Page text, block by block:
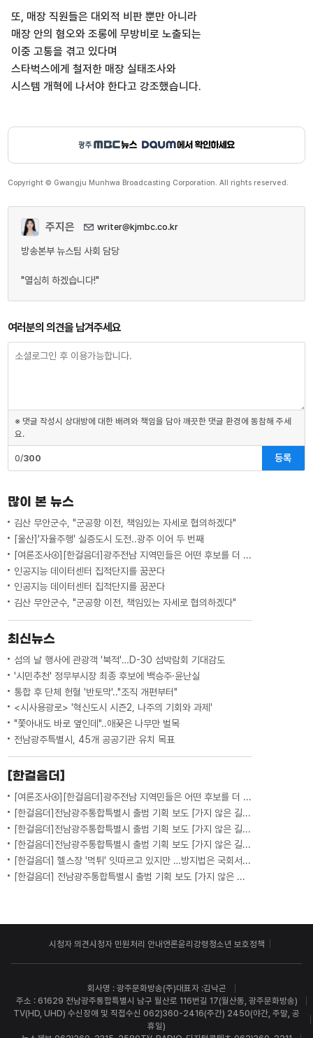
또, 매장 직원들은 대외적 비판 뿐만 아니라
매장 안의 혐오와 조롱에 무방비로 노출되는
이중 고통을 겪고 있다며
스타벅스에게 철저한 매장 실태조사와
시스템 개혁에 나서야 한다고 강조했습니다.
Copyright © Gwangju Munhwa Broadcasting Corporation. All rights reserved.
주지은 writer@kjmbc.co.kr
방송본부 뉴스팀 사회 담당
"열심히 하겠습니다!"
여러분의 의견을 남겨주세요
※ 댓글 작성시 상대방에 대한 배려와 책임을 담아 깨끗한 댓글 환경에 동참해 주세
요.
0/300 등록
많이 본 뉴스
김산 무안군수, "군공항 이전, 책임있는 자세로 협의하겠다"
[울산]'자율주행' 실증도시 도전..광주 이어 두 번째
[여론조사④][한걸음더]광주전남 지역민들은 어떤 후보를 더 선호할까.. 변수는?
인공지능 데이터센터 집적단지를 꿈꾼다
인공지능 데이터센터 집적단지를 꿈꾼다
김산 무안군수, "군공항 이전, 책임있는 자세로 협의하겠다"
최신뉴스
섬의 날 행사에 관광객 '북적'…D-30 섬박람회 기대감도
'시민추천' 정무부시장 최종 후보에 백승주·윤난실
통합 후 단체 헌혈 '반토막'.."조직 개편부터"
<시사용광로> '혁신도시 시즌2, 나주의 기회와 과제'
"쫓아내도 바로 옆인데"..애꿎은 나무만 벌목
전남광주특별시, 45개 공공기관 유치 목표
[한걸음더]
[여론조사④][한걸음더]광주전남 지역민들은 어떤 후보를 더 선호할까.. 변수는?
[한걸음더]전남광주통합특별시 출범 기획 보도 [가지 않은 길] 5편 프랑스 헌법에 새긴 '지방 분권'..전남광주 통합 성공 조건은?
[한걸음더]전남광주통합특별시 출범 기획 보도 [가지 않은 길] 4편 프랑스 지역 통합 10년 성적표
[한걸음더]전남광주통합특별시 출범 기획 보도 [가지 않은 길] 3편 프랑스 통합 10년 지났지만..."우린 여전히 알자스인"
[한걸음더] 헬스장 '먹튀' 잇따르고 있지만 …방지법은 국회서 낮잠
[한걸음더] 전남광주통합특별시 출범 기획 보도 [가지 않은 길] 2편 지방이 주도한 투자..'유럽 상위 5개 지역' 도약 비결은?
시청자 의견시청자 민원처리 안내언론윤리강령 청소년 보호정책
회사명 : 광주문화방송(주)대표자 :김낙곤
주소 : 61629 전남광주통합특별시 남구 월산로 116번길 17(월산동, 광주문화방송)
TV(HD, UHD) 수신장애 및 직접수신 062)360-2416(주간) 2450(야간, 주말, 공
휴일)